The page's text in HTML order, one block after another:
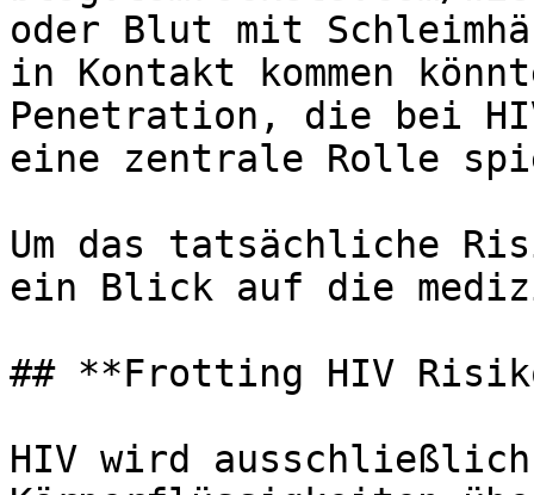
oder Blut mit
in Kontakt kommen
Penetration, die bei
eine zentrale Rolle
Um das tatsächliche
ein Blick auf die
## **Frotting HIV
HIV wird ausschließlich